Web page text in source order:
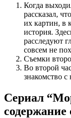
Когда
рассказал,
их картин, в
история.
расследуют
совсем не
Съемки
Во второй
знакомство
Сериал
содержание